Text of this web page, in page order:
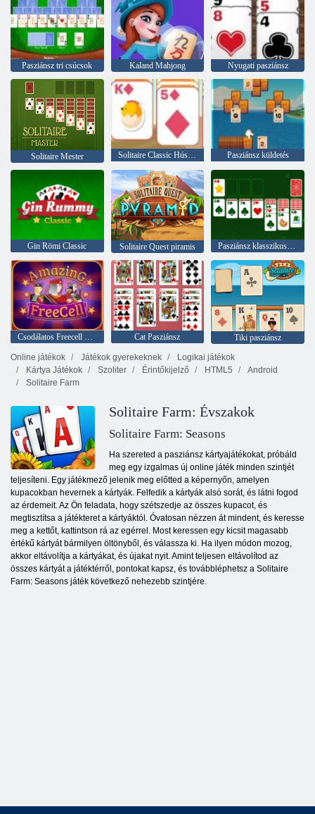
Pasziánsz tri csúcsok Kaland Mahjong Nyugati pasziánsz
Solitaire Mester Solitaire Classic Húsvét Pasziánsz küldetés
Gin Römi Classic Solitaire Quest piramis Pasziánsz klasszikus karácsony
Csodálatos Freecell Solitaire Cat Pasziánsz
Tiki pasziánsz
Online játékok
Játékok gyerekeknek
Logikai játékok
Kártya Játékok
Szoliter Érintőkijelző HTML5
Android
Solitaire Farm
Solitaire Farm: Évszakok
Solitaire Farm: Seasons
Ha szereted a pasziánsz kártyajátékokat, próbáld
meg egy izgalmas új online játék minden szintjét
teljesíteni. Egy játékmező jelenik meg előtted a képernyőn, amelyen
kupacokban hevernek a kártyák. Felfedik a kártyák alsó sorát, és látni fogod
az érdemeit. Az Ön feladata, hogy szétszedje az összes kupacot, és
megtisztítsa a játékteret a kártyáktól. Óvatosan nézzen át mindent, és keresse
meg a kettőt, kattintson rá az egérrel. Most keressen egy kicsit magasabb
értékű kártyát bármilyen öltönyből, és válassza ki. Ha ilyen módon mozog,
akkor eltávolítja a kártyákat, és újakat nyit. Amint teljesen eltávolítod az
összes kártyát a játéktérről, pontokat kapsz, és továbbléphetsz a Solitaire
Farm: Seasons játék következő nehezebb szintjére.